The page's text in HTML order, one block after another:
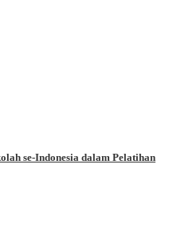
se-Indonesia dalam Pelatihan